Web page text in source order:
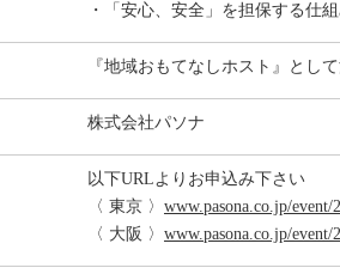
・「安心、安全」を担保する仕
『地域おもてなしホスト』とし
株式会社パソナ
以下URLよりお申込み下さい
〈 東京 〉 www.pasona.co.jp/
〈 大阪 〉 www.pasona.co.jp/